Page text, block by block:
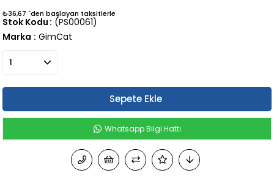
₺36,67 `den başlayan taksitlerle
(PS00061)
Stok Kodu
Marka : GimCat
Whatsapp Bilgi Hattı